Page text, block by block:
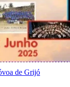
de Grijó